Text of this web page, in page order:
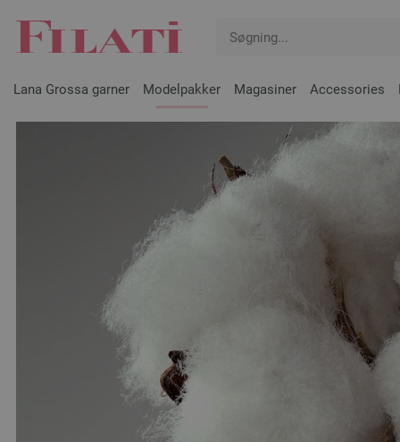
Lana Grossa garner Modelpakker Magasiner Accessories